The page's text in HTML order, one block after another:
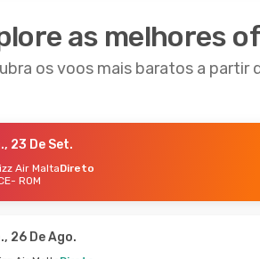
as melhores
os voos mais baratos a partir
14 De Set.
23 De Set.
Air MaltaDireto
- ROM
26 De Ago.